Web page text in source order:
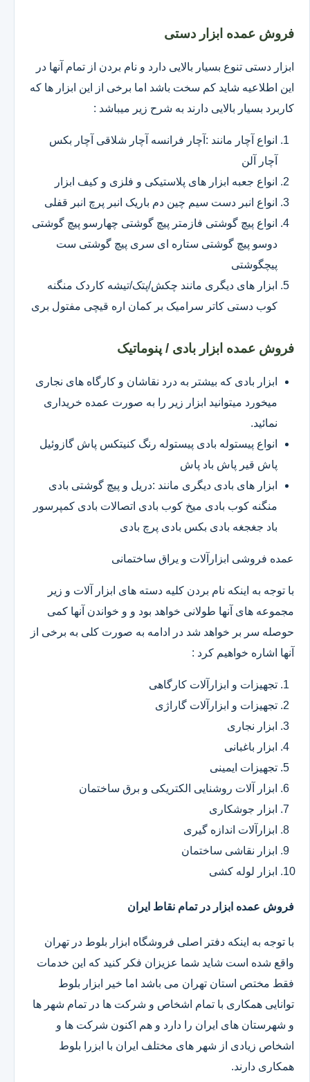
فروش عمده ابزار دستی
ابزار دستی تنوع بسیار بالایی دارد و نام بردن از تمام آنها در
این اطلاعیه شاید کم سخت باشد اما برخی از این ابزار ها که
کاربرد بسیار بالایی دارند به شرح زیر میباشد :
انواع آچار مانند :آچار فرانسه آچار شلاقی آچار بکس
آچار آلن
انواع جعبه ابزار های پلاستیکی و فلزی و کیف ابزار
انواع انبر دست سیم چین دم باریک انبر پرچ انبر قفلی
انواع پیچ گوشتی فازمتر پیچ گوشتی چهارسو پیچ گوشتی
دوسو پیچ گوشتی ستاره ای سری پیچ گوشتی ست
پیچگوشتی
ابزار های دیگری مانند چکش/پتک/تیشه کاردک منگنه
کوب دستی کاتر سرامیک بر کمان اره قیچی مفتول بری
فروش عمده ابزار بادی / پنوماتیک
ابزار بادی که بیشتر به درد نقاشان و کارگاه های نجاری
میخورد میتوانید ابزار زیر را به صورت عمده خریداری
نمائید.
انواع پیستوله بادی پیستوله رنگ کنیتکس پاش گازوئیل
پاش قیر پاش باد پاش
ابزار های بادی دیگری مانند :دریل و پیچ گوشتی بادی
منگنه کوب بادی میخ کوب بادی اتصالات بادی کمپرسور
باد جغجغه بادی بکس بادی پرچ بادی
عمده فروشی ابزارآلات و یراق ساختمانی
با توجه به اینکه نام بردن کلیه دسته های ابزار آلات و زیر
مجموعه های آنها طولانی خواهد بود و و خواندن آنها کمی
حوصله سر بر خواهد شد در ادامه به صورت کلی به برخی از
آنها اشاره خواهیم کرد :
تجهیزات و ابزارآلات کارگاهی
تجهیزات و ابزارآلات گاراژی
ابزار نجاری
ابزار باغبانی
تجهیزات ایمینی
ابزار آلات روشنایی الکتریکی و برق ساختمان
ابزار جوشکاری
ابزارآلات اندازه گیری
ابزار نقاشی ساختمان
ابزار لوله کشی
فروش عمده ابزار در تمام نقاط ایران
با توجه به اینکه دفتر اصلی فروشگاه ابزار بلوط در تهران
واقع شده است شاید شما عزیزان فکر کنید که این خدمات
فقط مختص استان تهران می باشد اما خیر ابزار بلوط
توانایی همکاری با تمام اشخاص و شرکت ها در تمام شهر ها
و شهرستان های ایران را دارد و هم اکنون شرکت ها و
اشخاص زیادی از شهر های مختلف ایران با ابزرا بلوط
همکاری دارند.